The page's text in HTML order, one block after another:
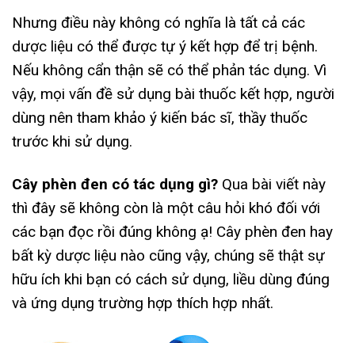
Nhưng điều này không có nghĩa là tất cả các
dược liệu có thể được tự ý kết hợp để trị bệnh.
Nếu không cẩn thận sẽ có thể phản tác dụng. Vì
vậy, mọi vấn đề sử dụng bài thuốc kết hợp, người
dùng nên tham khảo ý kiến bác sĩ, thầy thuốc
trước khi sử dụng.
Cây phèn đen có tác dụng gì? Qua bài viết này
thì đây sẽ không còn là một câu hỏi khó đối với
các bạn đọc rồi đúng không ạ! Cây phèn đen hay
bất kỳ dược liệu nào cũng vậy, chúng sẽ thật sự
hữu ích khi bạn có cách sử dụng, liều dùng đúng
và ứng dụng trường hợp thích hợp nhất.